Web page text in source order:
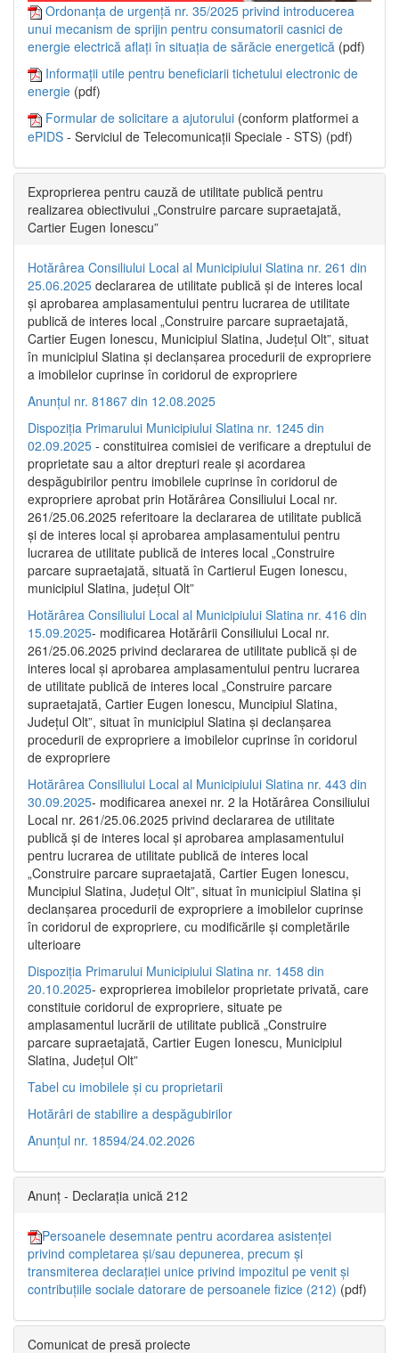
Ordonanța de urgență nr. 35/2025 privind introducerea
unui mecanism de sprijin pentru consumatorii casnici de
energie electrică aflați în situația de sărăcie energetică (pdf)
Informații utile pentru beneficiarii tichetului electronic de
energie (pdf)
Formular de solicitare a ajutorului (conform platformei a
ePIDS - Serviciul de Telecomunicații Speciale - STS) (pdf)
Exproprierea pentru cauză de utilitate publică pentru
realizarea obiectivului „Construire parcare supraetajată,
Cartier Eugen Ionescu”
Hotărârea Consiliului Local al Municipiului Slatina nr. 261 din
25.06.2025 declararea de utilitate publică și de interes local
și aprobarea amplasamentului pentru lucrarea de utilitate
publică de interes local „Construire parcare supraetajată,
Cartier Eugen Ionescu, Municipiul Slatina, Județul Olt”, situat
în municipiul Slatina și declanșarea procedurii de expropriere
a imobilelor cuprinse în coridorul de expropriere
Anunțul nr. 81867 din 12.08.2025
Dispoziția Primarului Municipiului Slatina nr. 1245 din
02.09.2025 - constituirea comisiei de verificare a dreptului de
proprietate sau a altor drepturi reale și acordarea
despăgubirilor pentru imobilele cuprinse în coridorul de
expropriere aprobat prin Hotărârea Consiliului Local nr.
261/25.06.2025 referitoare la declararea de utilitate publică
și de interes local și aprobarea amplasamentului pentru
lucrarea de utilitate publică de interes local „Construire
parcare supraetajată, situată în Cartierul Eugen Ionescu,
municipiul Slatina, județul Olt”
Hotărârea Consiliului Local al Municipiului Slatina nr. 416 din
15.09.2025- modificarea Hotărârii Consiliului Local nr.
261/25.06.2025 privind declararea de utilitate publică și de
interes local și aprobarea amplasamentului pentru lucrarea
de utilitate publică de interes local „Construire parcare
supraetajată, Cartier Eugen Ionescu, Muncipiul Slatina,
Județul Olt”, situat în municipiul Slatina și declanșarea
procedurii de expropriere a imobilelor cuprinse în coridorul
de expropriere
Hotărârea Consiliului Local al Municipiului Slatina nr. 443 din
30.09.2025- modificarea anexei nr. 2 la Hotărârea Consiliului
Local nr. 261/25.06.2025 privind declararea de utilitate
publică şi de interes local şi aprobarea amplasamentului
pentru lucrarea de utilitate publică de interes local
„Construire parcare supraetajată, Cartier Eugen Ionescu,
Muncipiul Slatina, Judeţul Olt”, situat în municipiul Slatina şi
declanşarea procedurii de expropriere a imobilelor cuprinse
în coridorul de expropriere, cu modificările şi completările
ulterioare
Dispoziția Primarului Municipiului Slatina nr. 1458 din
20.10.2025- exproprierea imobilelor proprietate privată, care
constituie coridorul de expropriere, situate pe
amplasamentul lucrării de utilitate publică „Construire
parcare supraetajată, Cartier Eugen Ionescu, Municipiul
Slatina, Județul Olt”
Tabel cu imobilele și cu proprietarii
Hotărâri de stabilire a despăgubirilor
Anunțul nr. 18594/24.02.2026
Anunț - Declarația unică 212
Persoanele desemnate pentru acordarea asistenței
privind completarea și/sau depunerea, precum și
transmiterea declarației unice privind impozitul pe venit și
contribuțiile sociale datorare de persoanele fizice (212) (pdf)
Comunicat de presă proiecte